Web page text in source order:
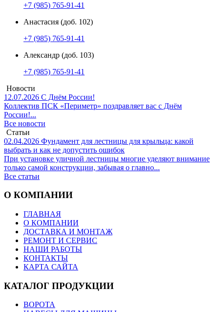
+7 (985) 765-91-41
Анастасия (доб. 102)
+7 (985) 765-91-41
Александр (доб. 103)
+7 (985) 765-91-41
Новости
12.07.2026 С Днём России!
Коллектив ПСК «Периметр» поздравляет вас с Днём
России!...
Все новости
Статьи
02.04.2026 Фундамент для лестницы для крыльца: какой
выбрать и как не допустить ошибок
При установке уличной лестницы многие уделяют внимание
только самой конструкции, забывая о главно...
Все статьи
О КОМПАНИИ
ГЛАВНАЯ
О КОМПАНИИ
ДОСТАВКА И МОНТАЖ
РЕМОНТ И СЕРВИС
НАШИ РАБОТЫ
КОНТАКТЫ
КАРТА САЙТА
КАТАЛОГ ПРОДУКЦИИ
ВОРОТА